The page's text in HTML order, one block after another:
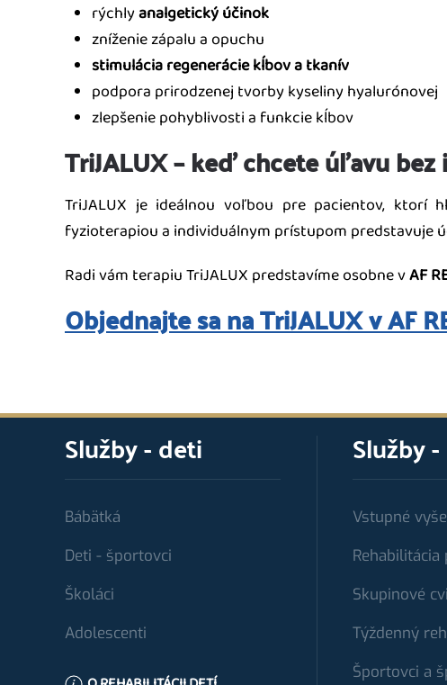
rýchlyanalgetický účinok
zníženie zápalu a opuchu
stimulácia regenerácie kĺbov a tkanív
podpora prirodzenej tvorby kyseliny hyalurónovej
zlepšenie pohyblivosti a funkcie kĺbov
TriJALUX – keď chcete úľavu bez
TriJALUX je ideálnou voľbou pre pacientov, ktorí
fyzioterapiou a individuálnym prístupom predstavuje
Radi vám terapiu TriJALUX predstavíme osobne vAF
Objednajte sa na TriJALUX v AF
Služby - deti
Bábätká
Deti - športovci
Školáci
Adolescenti
Služby
Vstupné
Skupinové
Týždenný
Športovci a